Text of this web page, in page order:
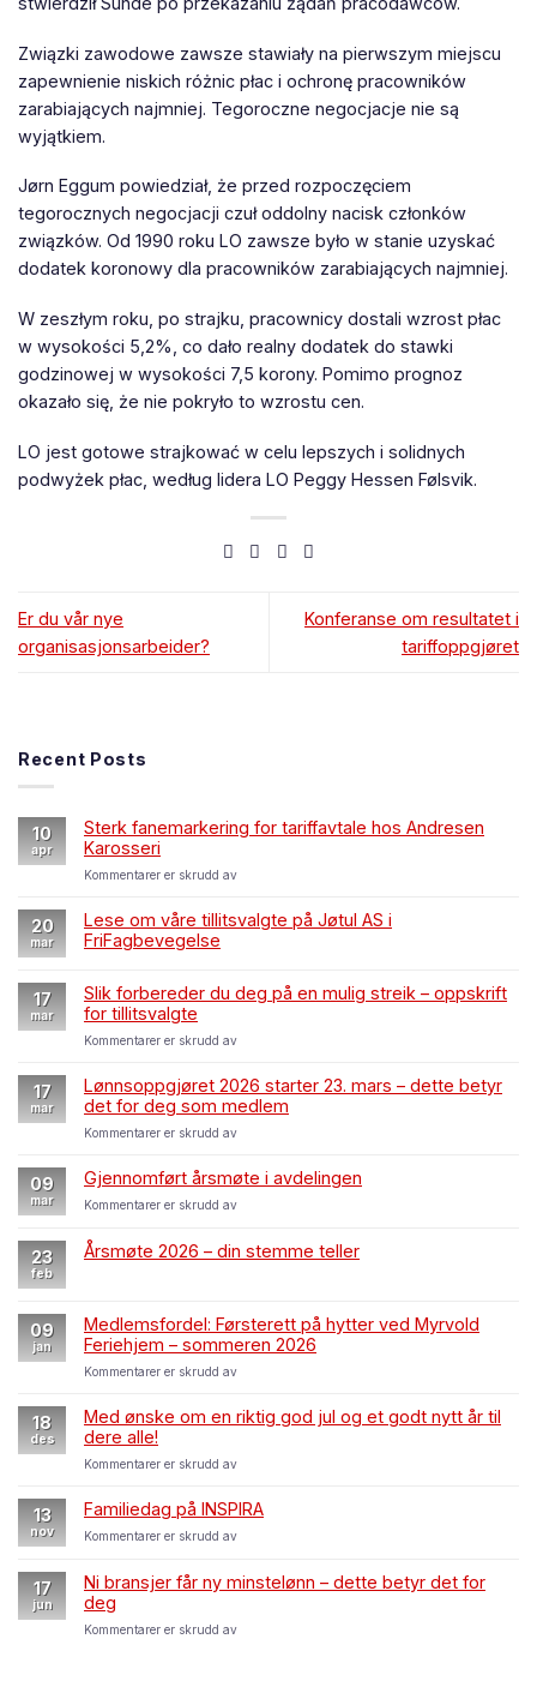
Związki zawodowe zawsze stawiały na pierwszym miejscu
zapewnienie niskich różnic płac i ochronę pracowników
zarabiających najmniej. Tegoroczne negocjacje nie są
wyjątkiem.
Jørn Eggum powiedział, że przed rozpoczęciem
tegorocznych negocjacji czuł oddolny nacisk członków
związków. Od 1990 roku LO zawsze było w stanie uzyskać
dodatek koronowy dla pracowników zarabiających najmniej.
W zeszłym roku, po strajku, pracownicy dostali wzrost płac
w wysokości 5,2%, co dało realny dodatek do stawki
godzinowej w wysokości 7,5 korony. Pomimo prognoz
okazało się, że nie pokryło to wzrostu cen.
LO jest gotowe strajkować w celu lepszych i solidnych
podwyżek płac, według lidera LO Peggy Hessen Følsvik.
Er du vår nye
organisasjonsarbeider?
Konferanse om resultatet i
tariffoppgjøret
Recent Posts
10
apr
Sterk fanemarkering for tariffavtale hos Andresen
Karosseri
Kommentarer er skrudd avfor
fanemarkering
for
Andresen
20
mar
Lese om våre tillitsvalgte på Jøtul AS i
FriFagbevegelse
17
mar
Slik forbereder du deg på en mulig streik – oppskrift
for tillitsvalgte
Kommentarer er skrudd avfor
forbereder
du
deg
på
mulig
for
17
mar
Lønnsoppgjøret 2026 starter 23. mars – dette betyr
det for deg som medlem
Kommentarer er skrudd avfor
2026
starter
–
for
deg
09
mar
Gjennomført årsmøte i avdelingen
Kommentarer er skrudd avfor
i
23
feb
Årsmøte 2026 – din stemme teller
09
jan
Medlemsfordel: Førsterett på hytter ved Myrvold
Feriehjem – sommeren 2026
Kommentarer er skrudd avfor
Førsterett
på
ved
Feriehjem
18
des
Med ønske om en riktig god jul og et godt nytt år til
dere alle!
Kommentarer er skrudd avfor
ønske
om
god
13
nov
Familiedag på INSPIRA
Kommentarer er skrudd avfor
på
INSPIRA
17
jun
Ni bransjer får ny minstelønn – dette betyr det for
deg
Kommentarer er skrudd avfor